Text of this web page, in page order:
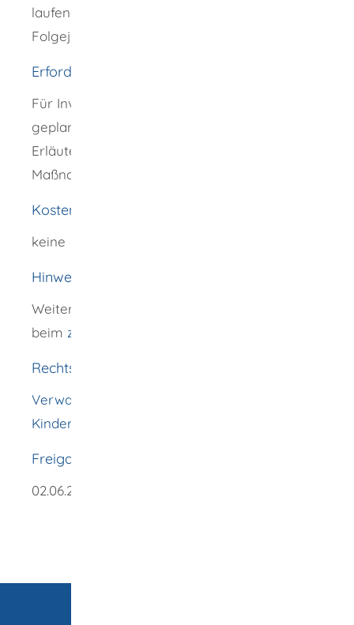
laufendes Jahr, Verwendungsnachweise:
Folgejahr)
Erforderliche Unterlagen
Für Investitionsförderung: Aufstellung der
geplanten Ausgaben mit Nennung und
Erläuterung zu den einzelnen geplanten
Maßnahmen (formlos).
Kosten
keine
Hinweise
Weitere Auskünfte und Beratung erhalten Sie
beim zuständigen Regierungspräsidium
Rechtsgrundlage
Verwaltungsvorschrift Frauen- und
Kinderschutzhäuser vom 16. April 2024
Freigabevermerk
02.06.2025 Regierungspräsidium Freiburg